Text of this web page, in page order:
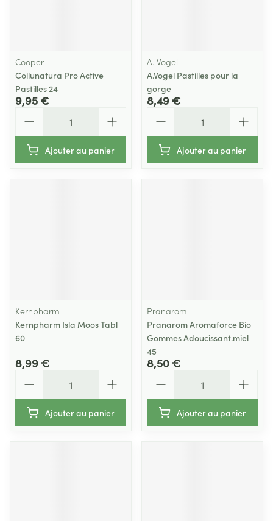
Cooper
Collunatura Pro Active
Pastilles 24
9,95 €
Ajouter au panier
A. Vogel
A.Vogel Pastilles pour la
gorge
8,49 €
Ajouter au panier
Kernpharm
Kernpharm Isla Moos Tabl
60
8,99 €
Ajouter au panier
Pranarom
Pranarom Aromaforce Bio
Gommes Adoucissant.miel
45
8,50 €
Ajouter au panier